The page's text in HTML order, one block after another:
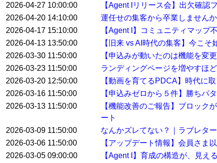
2026-04-27 10:00:00
【Agent Iリリース会】出欠確認
2026-04-20 14:10:00
運任せの集客から卒業しません
2026-04-17 15:10:00
【Agent I】コミュニティマップ
2026-04-13 13:50:00
【旧来 vs AI時代の集客】今こ
2026-03-30 11:50:00
【申込みが動いたのは機能を変
2026-03-23 11:50:00
ランディングページを増やすほ
2026-03-20 12:50:00
【動画を育てるPDCA】時代に
2026-03-16 11:50:00
【申込みゼロから５件】勝ちパ
2026-03-13 11:50:00
【機能改善のご報告】ブロック
ート
2026-03-09 11:50:00
なんかズレてない？｜ラブレタ
2026-03-06 11:50:00
【アップデート情報】会員さま
2026-03-05 09:00:00
【Agent I】育成の構造が、見え